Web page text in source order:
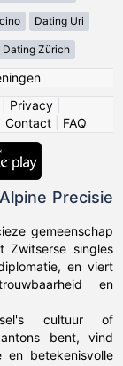
Dating Uri
Dating Zürich
Privacy
Contact FAQ
Precisie
gemeenschap
Zwitserse singles
en viert
en
cultuur of
bent, vind
en betekenisvolle